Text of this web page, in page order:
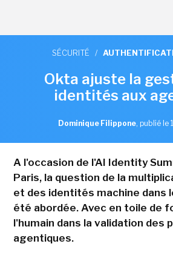
SÉCURITÉ /
Okta ajuste la
identités aux
Dominique Filippone, publié le
A l'occasion de l'AI Identity
Paris, la question de la
et des identités machine dans
été abordée. Avec en toile de
l'humain dans la validation des
agentiques.